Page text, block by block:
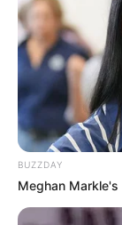
BUZZDAY
Meghan